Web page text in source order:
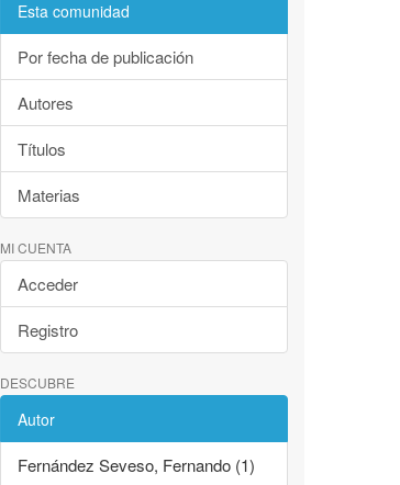
Esta comunidad
Por fecha de publicación
Autores
Títulos
Materias
MI CUENTA
Acceder
Registro
DESCUBRE
Autor
Fernández Seveso, Fernando (1)